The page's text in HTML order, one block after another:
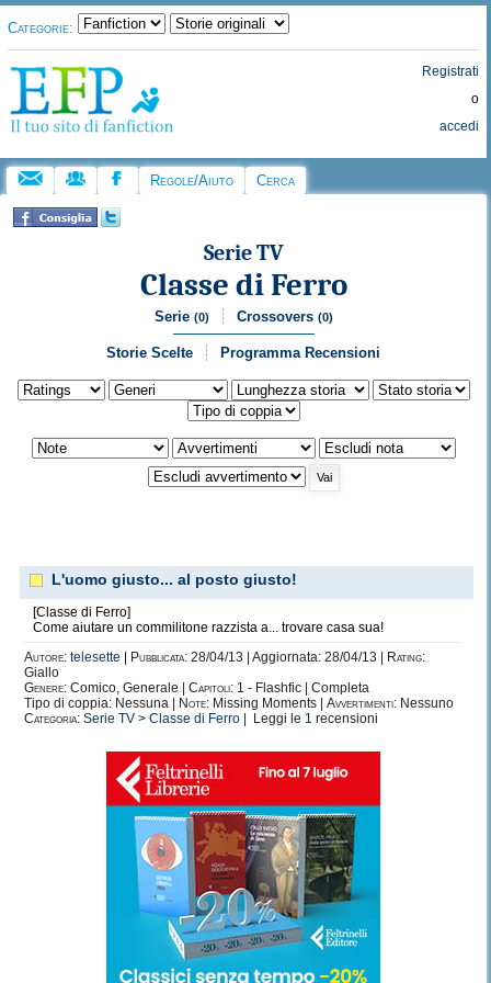
Categorie:
Registrati
o
accedi
Regole/Aiuto Cerca
Serie TV
Classe di Ferro
Serie (0) Crossovers (0)
Storie Scelte Programma Recensioni
L'uomo giusto... al posto giusto!
[Classe di Ferro]
Come aiutare un commilitone razzista a... trovare casa sua!
Autore: telesette Pubblicata: 28/04/13 | Aggiornata: 28/04/13 |
Rating:
Giallo
Genere: Comico, Generale | Capitoli: 1 - Flashfic | Completa
Tipo di coppia: Nessuna |
Note: Missing Moments | Avvertimenti: Nessuno
Categoria: Serie TV > Classe di Ferro | Leggi le 1 recensioni